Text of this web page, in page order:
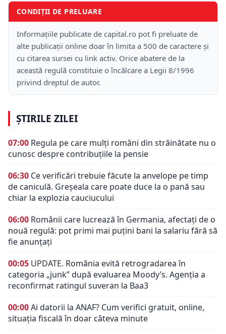
CONDIȚII DE PRELUARE
Informațiile publicate de capital.ro pot fi preluate de
alte publicații online doar în limita a 500 de caractere și
cu citarea sursei cu link activ. Orice abatere de la
această regulă constituie o încălcare a Legii 8/1996
privind dreptul de autor.
ȘTIRILE ZILEI
07:00 Regula pe care mulți români din străinătate nu o
cunosc despre contribuțiile la pensie
06:30 Ce verificări trebuie făcute la anvelope pe timp
de caniculă. Greșeala care poate duce la o pană sau
chiar la explozia cauciucului
06:00 Românii care lucrează în Germania, afectați de o
nouă regulă: pot primi mai puțini bani la salariu fără să
fie anunțați
00:05 UPDATE. România evită retrogradarea în
categoria „junk” după evaluarea Moody’s. Agenția a
reconfirmat ratingul suveran la Baa3
00:00Ai datorii la ANAF? Cum verifici gratuit, online,
situația fiscală în doar câteva minute